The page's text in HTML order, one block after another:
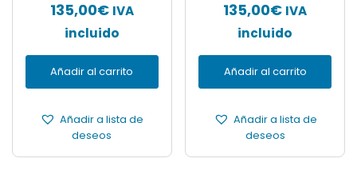
135,00€ IVA
incluido
Añadir al carrito
Añadir a lista de
deseos
135,00€ IVA
incluido
Añadir al carrito
Añadir a lista de
deseos